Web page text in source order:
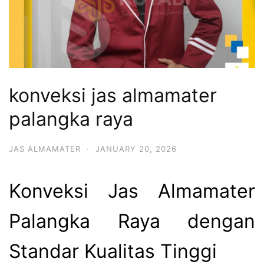
konveksi jas almamater
palangka raya
JAS ALMAMATER · JANUARY 20, 2026
Konveksi Jas Almamater
Palangka Raya dengan
Standar Kualitas Tinggi